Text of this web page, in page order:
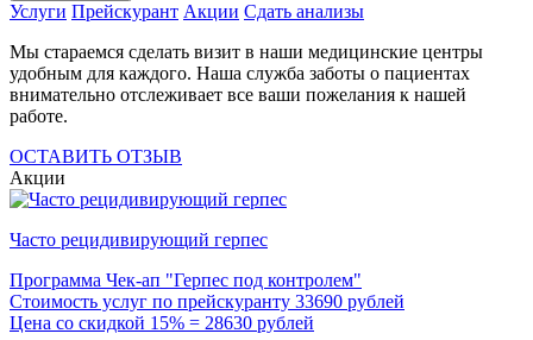
Услуги Прейскурант Акции Сдать анализы
Мы стараемся сделать визит в наши медицинские центры
удобным для каждого. Наша служба заботы о пациентах
внимательно отслеживает все ваши пожелания к нашей
работе.
ОСТАВИТЬ ОТЗЫВ
Акции
Часто рецидивирующий герпес
Программа Чек-ап "Герпес под контролем"
Стоимость услуг по прейскуранту 33690 рублей
Цена со скидкой 15% = 28630 рублей